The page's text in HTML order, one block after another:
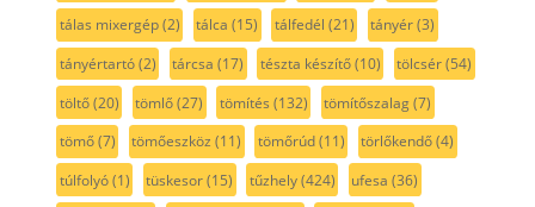
tálas mixergép(2) tálca (15) tálfedél (21) tányér(3)
tányértartó(2) tárcsa (17) tészta készítő(10) tölcsér(54)
töltő(20) tömlő(27) tömítés (132) tömítőszalag(7)
tömő(7) tömőeszköz (11) tömőrúd(11) törlőkendő(4)
túlfolyó(1) tüskesor(15) tűzhely(424) ufesa (36)